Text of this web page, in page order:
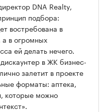
DNA Realty,
подбора:
востребована в
в огромных
ей делать нечего.
в ЖК бизнес-
залетит в проекте
форматы: аптека,
которые можно